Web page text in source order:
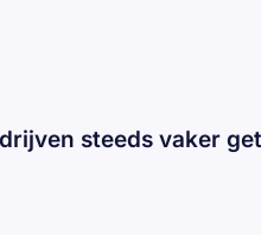
steeds vaker